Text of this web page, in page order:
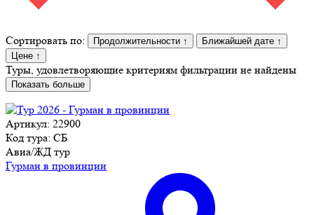
Сортировать по: Продолжительности ↑ Ближайшей дате ↑
Цене ↑
Туры, удовлетворяющие критериям фильтрации не найдены
Показать больше
Артикул: 22900
Код тура: СБ
Авиа/ЖД тур
Гурман в провинции